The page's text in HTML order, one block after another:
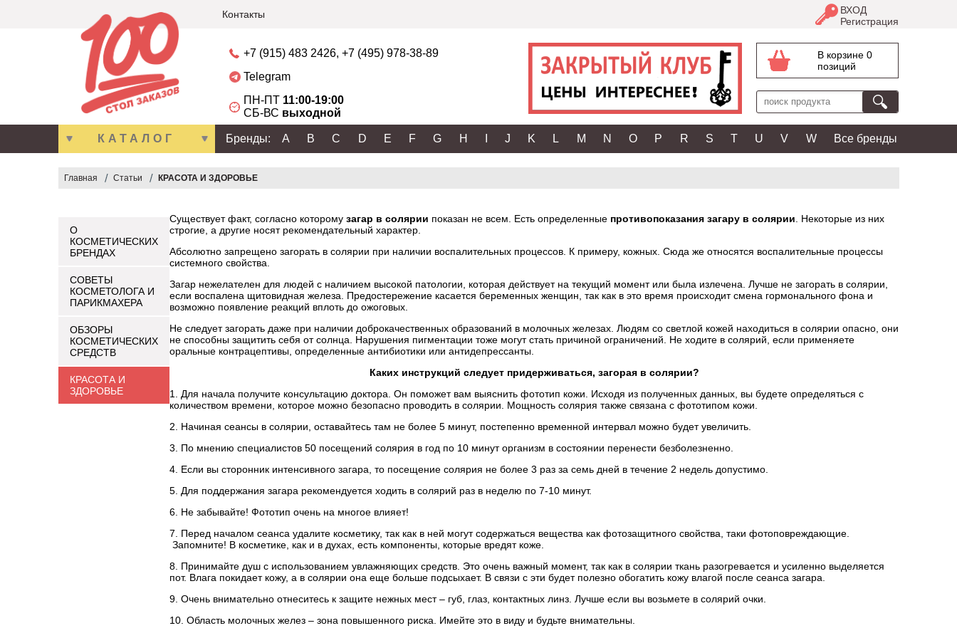
Контакты
ВХОД
Регистрация
В корзине 0
позиций
+7 (915) 483 2426, +7 (495) 978-38-89
Telegram
ПН-ПТ 11:00-19:00
СБ-ВС выходной
КАТАЛОГ Бренды: A B C D E F G H J K L M N O P R S T U V W Все бренды
Главная Статьи КРАСОТА И ЗДОРОВЬЕ
О
КОСМЕТИЧЕСКИХ
БРЕНДАХ
СОВЕТЫ
КОСМЕТОЛОГА И
ПАРИКМАХЕРА
ОБЗОРЫ
КОСМЕТИЧЕСКИХ
СРЕДСТВ
КРАСОТА И
ЗДОРОВЬЕ
Существует факт, согласно которому загар в солярии показан не всем. Есть определенные противопоказания загару в солярии . Некоторые из них
строгие, а другие носят рекомендательный характер.
Абсолютно запрещено загорать в солярии при наличии воспалительных процессов. К примеру, кожных. Сюда же относятся воспалительные процессы
системного свойства.
Загар нежелателен для людей с наличием высокой патологии, которая действует на текущий момент или была излечена. Лучше не загорать в солярии,
если воспалена щитовидная железа. Предостережение касается беременных женщин, так как в это время происходит смена гормонального фона и
возможно появление реакций вплоть до ожоговых.
Не следует загорать даже при наличии доброкачественных образований в молочных железах. Людям со светлой кожей находиться в солярии опасно, они
не способны защитить себя от солнца. Нарушения пигментации тоже могут стать причиной ограничений. Не ходите в солярий, если применяете
оральные контрацептивы, определенные антибиотики или антидепрессанты.
Каких инструкций следует придерживаться, загорая в солярии?
1. Для начала получите консультацию доктора. Он поможет вам выяснить фототип кожи. Исходя из полученных данных, вы будете определяться с
количеством времени, которое можно безопасно проводить в солярии. Мощность солярия также связана с фототипом кожи.
2. Начиная сеансы в солярии, оставайтесь там не более 5 минут, постепенно временной интервал можно будет увеличить.
3. По мнению специалистов 50 посещений солярия в год по 10 минут организм в состоянии перенести безболезненно.
4. Если вы сторонник интенсивного загара, то посещение солярия не более 3 раз за семь дней в течение 2 недель допустимо.
5. Для поддержания загара рекомендуется ходить в солярий раз в неделю по 7-10 минут.
6. Не забывайте! Фототип очень на многое влияет!
7. Перед началом сеанса удалите косметику, так как в ней могут содержаться вещества как фотозащитного свойства, таки фотоповреждающие.
Запомните! В косметике, как и в духах, есть компоненты, которые вредят коже.
8. Принимайте душ с использованием увлажняющих средств. Это очень важный момент, так как в солярии ткань разогревается и усиленно выделяется
пот. Влага покидает кожу, а в солярии она еще больше подсыхает. В связи с эти будет полезно обогатить кожу влагой после сеанса загара.
9. Очень внимательно отнеситесь к защите нежных мест – губ, глаз, контактных линз. Лучше если вы возьмете в солярий очки.
10. Область молочных желез – зона повышенного риска. Имейте это в виду и будьте внимательны.